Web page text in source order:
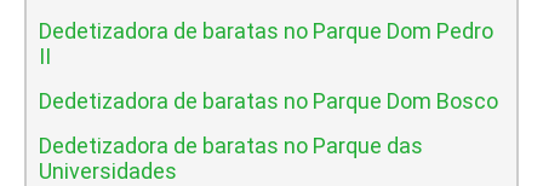
Dedetizadora de baratas no Parque Dom Pedro
II
Dedetizadora de baratas no Parque Dom Bosco
Dedetizadora de baratas no Parque das
Universidades